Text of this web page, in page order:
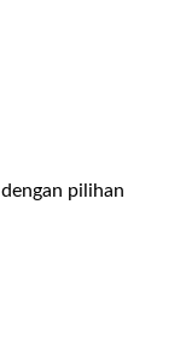
pilihan